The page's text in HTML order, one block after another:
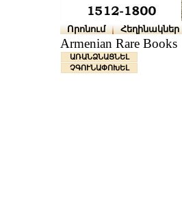
Որոնում Հեղինակներ
Armenian Rare Books
ԱՌԱՆՁՆԱՑՆԵԼ
ՉԳՈՒՆԱՓՈԽԵԼ